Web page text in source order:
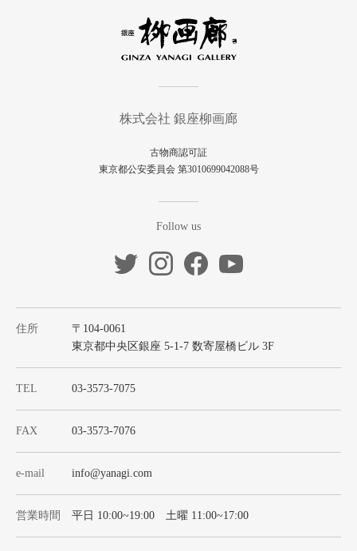
株式会社 銀座柳画廊
古物商認可証
東京都公安委員会 第3010699042088号
Follow us
住所
〒104-0061
東京都中央区銀座 5-1-7 数寄屋橋ビル 3F
TEL 03-3573-7075
FAX 03-3573-7076
e-mail info@yanagi.com
営業時間 平日 10:00~19:00 土曜 11:00~17:00